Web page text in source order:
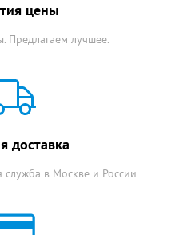
цены
Предлагаем лучшее.
доставка
служба в Москве и России